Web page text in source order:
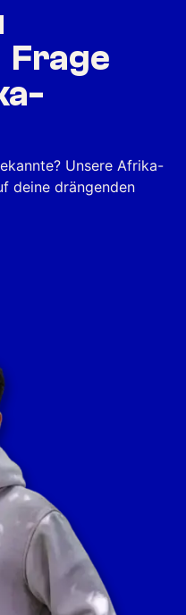
Frage
Unsere Afrika-
deine drängenden